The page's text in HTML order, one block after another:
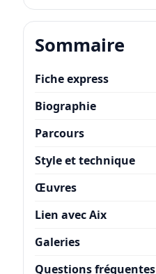
Sommaire
Fiche express
Biographie
Parcours
Style et technique
Œuvres
Lien avec Aix
Galeries
Questions fréquentes